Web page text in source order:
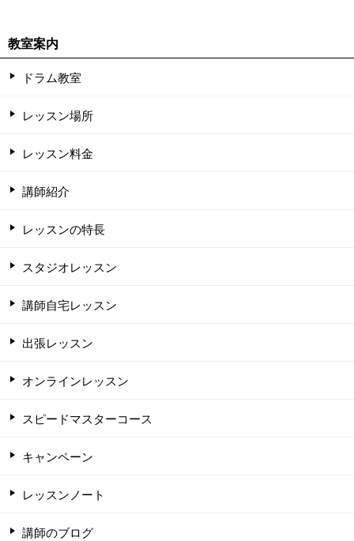
教室案内
ドラム教室
レッスン場所
レッスン料金
講師紹介
レッスンの特長
スタジオレッスン
講師自宅レッスン
出張レッスン
オンラインレッスン
スピードマスターコース
キャンペーン
レッスンノート
講師のブログ